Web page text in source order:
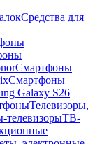
Средства для
Смартфоны
Смартфоны
Galaxy S26
Телевизоры,
ТВ-